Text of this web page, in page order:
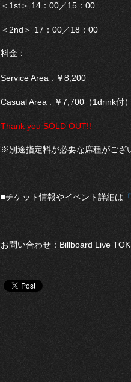
＜1st＞ 14：00／15：00
＜2nd＞ 17：00／18：00
料金：
Service Area : ￥8,200
Casual Area : ￥7,700（1drink付
Thank you SOLD OUT!!
※別途指定料が必要な席種がござ
■チケット情報やイベント詳細は
お問い合わせ：Billboard Live